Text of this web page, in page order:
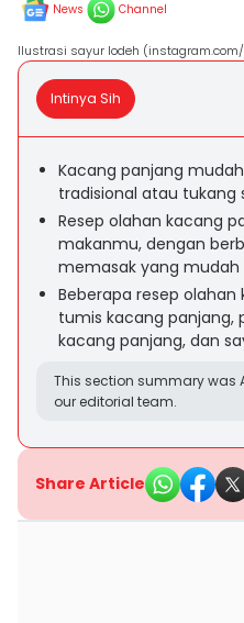
News Channel
Ilustrasi sayur lodeh
Intinya Sih
Kacang panjang
tradisional atau tukang
Resep olahan kacang
makanmu, dengan
memasak yang mudah
Beberapa resep
tumis kacang panjang,
kacang panjang, dan
This section summary was
our editorial team.
Share Article